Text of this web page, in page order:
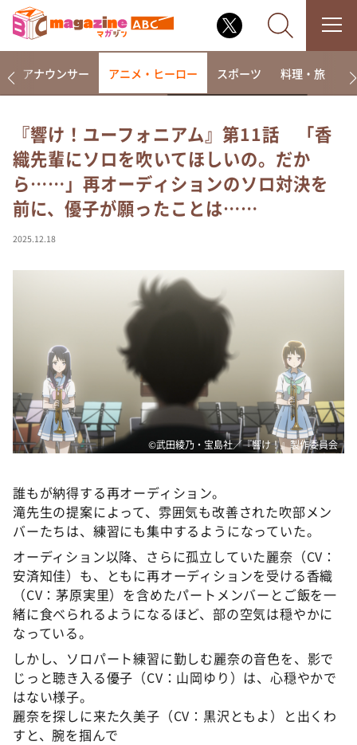
なるみ・岡村の過ぎるTV
相席食堂
これ余談なんですけど・・・
～人生密着トークバラエティ！～ やすとものいたっ
て真剣です
探偵！ナイトスクープ
河合＆A.B.C-Z塚田×福井アナ「なんでやねん！？」
（news おかえり）
DAIGOも台所 ～きょうの献立 何にする？～
本日はダイアンなり！シーズン２
朝だ！生です旅サラダ
教えて！ニュースライブ 正義のミカタ
新婚さんいらっしゃい！
ポツンと一軒家
ザキ山小屋本館
ぺこぱのまるスポ
アナ回覧板
アナウンサー アニメ・ヒーロー スポーツ 料理・旅
『響け！ユーフォニアム』第11話 「香
織先輩にソロを吹いてほしいの。だか
ら……」再オーディションのソロ対決を
前に、優子が願ったことは……
2025.12.18
©武田綾乃・宝島社／『響け！』製作委員会
誰もが納得する再オーディション。
滝先生の提案によって、雰囲気も改善された吹部メン
バーたちは、練習にも集中するようになっていた。
オーディション以降、さらに孤立していた麗奈（CV：
安済知佳）も、ともに再オーディションを受ける香織
（CV：茅原実里）を含めたパートメンバーとご飯を一
緒に食べられるようになるほど、部の空気は穏やかに
なっている。
しかし、ソロパート練習に勤しむ麗奈の音色を、影で
じっと聴き入る優子（CV：山岡ゆり）は、心穏やかで
はない様子。
麗奈を探しに来た久美子（CV：黒沢ともよ）と出くわ
すと、腕を掴んで